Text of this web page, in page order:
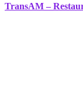
TransAM –